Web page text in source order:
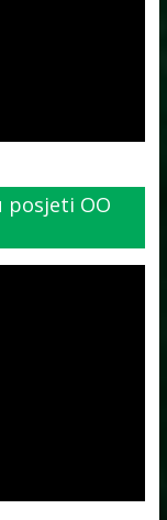
posjeti OO